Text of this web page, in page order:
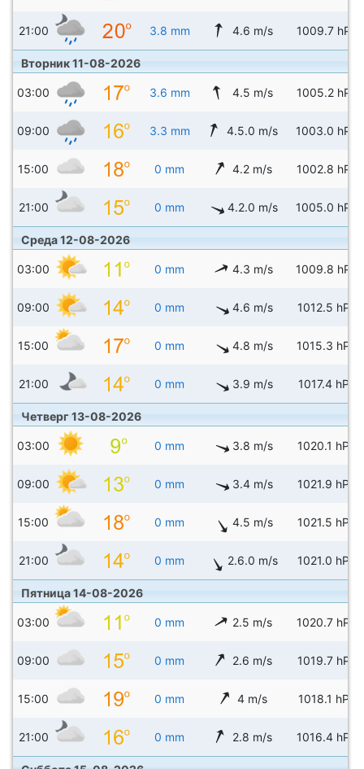
21:00 3.8 mm 4.6 m/s 1009.7 hPa
Вторник 11-08-2026
03:00 3.6 mm 4.5 m/s 1005.2 hPa
09:00 3.3 mm 4.5.0 m/s 1003.0 hPa
15:00 0 mm 4.2 m/s 1002.8 hPa
21:00 0 mm 4.2.0 m/s 1005.0 hPa
Среда 12-08-2026
03:00 0 mm 4.3 m/s 1009.8 hPa
09:00 0 mm 4.6 m/s 1012.5 hPa
15:00 0 mm 4.8 m/s 1015.3 hPa
21:00 0 mm 3.9 m/s 1017.4 hPa
Четверг 13-08-2026
03:00 0 mm 3.8 m/s 1020.1 hPa
09:00 0 mm 3.4 m/s 1021.9 hPa
15:00 0 mm 4.5 m/s 1021.5 hPa
21:00 0 mm 2.6.0 m/s 1021.0 hPa
Пятница 14-08-2026
03:00 0 mm 2.5 m/s 1020.7 hPa
09:00 0 mm 2.6 m/s 1019.7 hPa
15:00 0 mm 4 m/s 1018.1 hPa
21:00 0 mm 2.8 m/s 1016.4 hPa